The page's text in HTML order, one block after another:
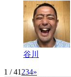
谷川
1 / 41 234»